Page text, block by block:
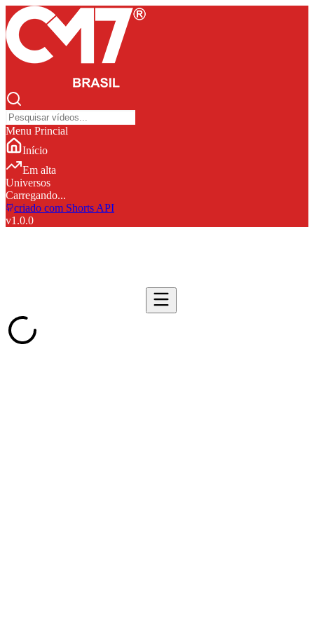
Menu Princial
Início
Em alta
Universos
Carregando...
criado com Shorts API
v1.0.0